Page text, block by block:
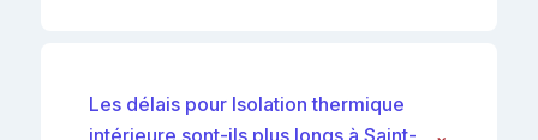
Les délais pour Isolation thermique
intérieure sont-ils plus longs à Saint-
⌄